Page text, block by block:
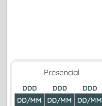
Presencial
DDD
DD/MM
DDD
DD/MM
DDD
DD/MM